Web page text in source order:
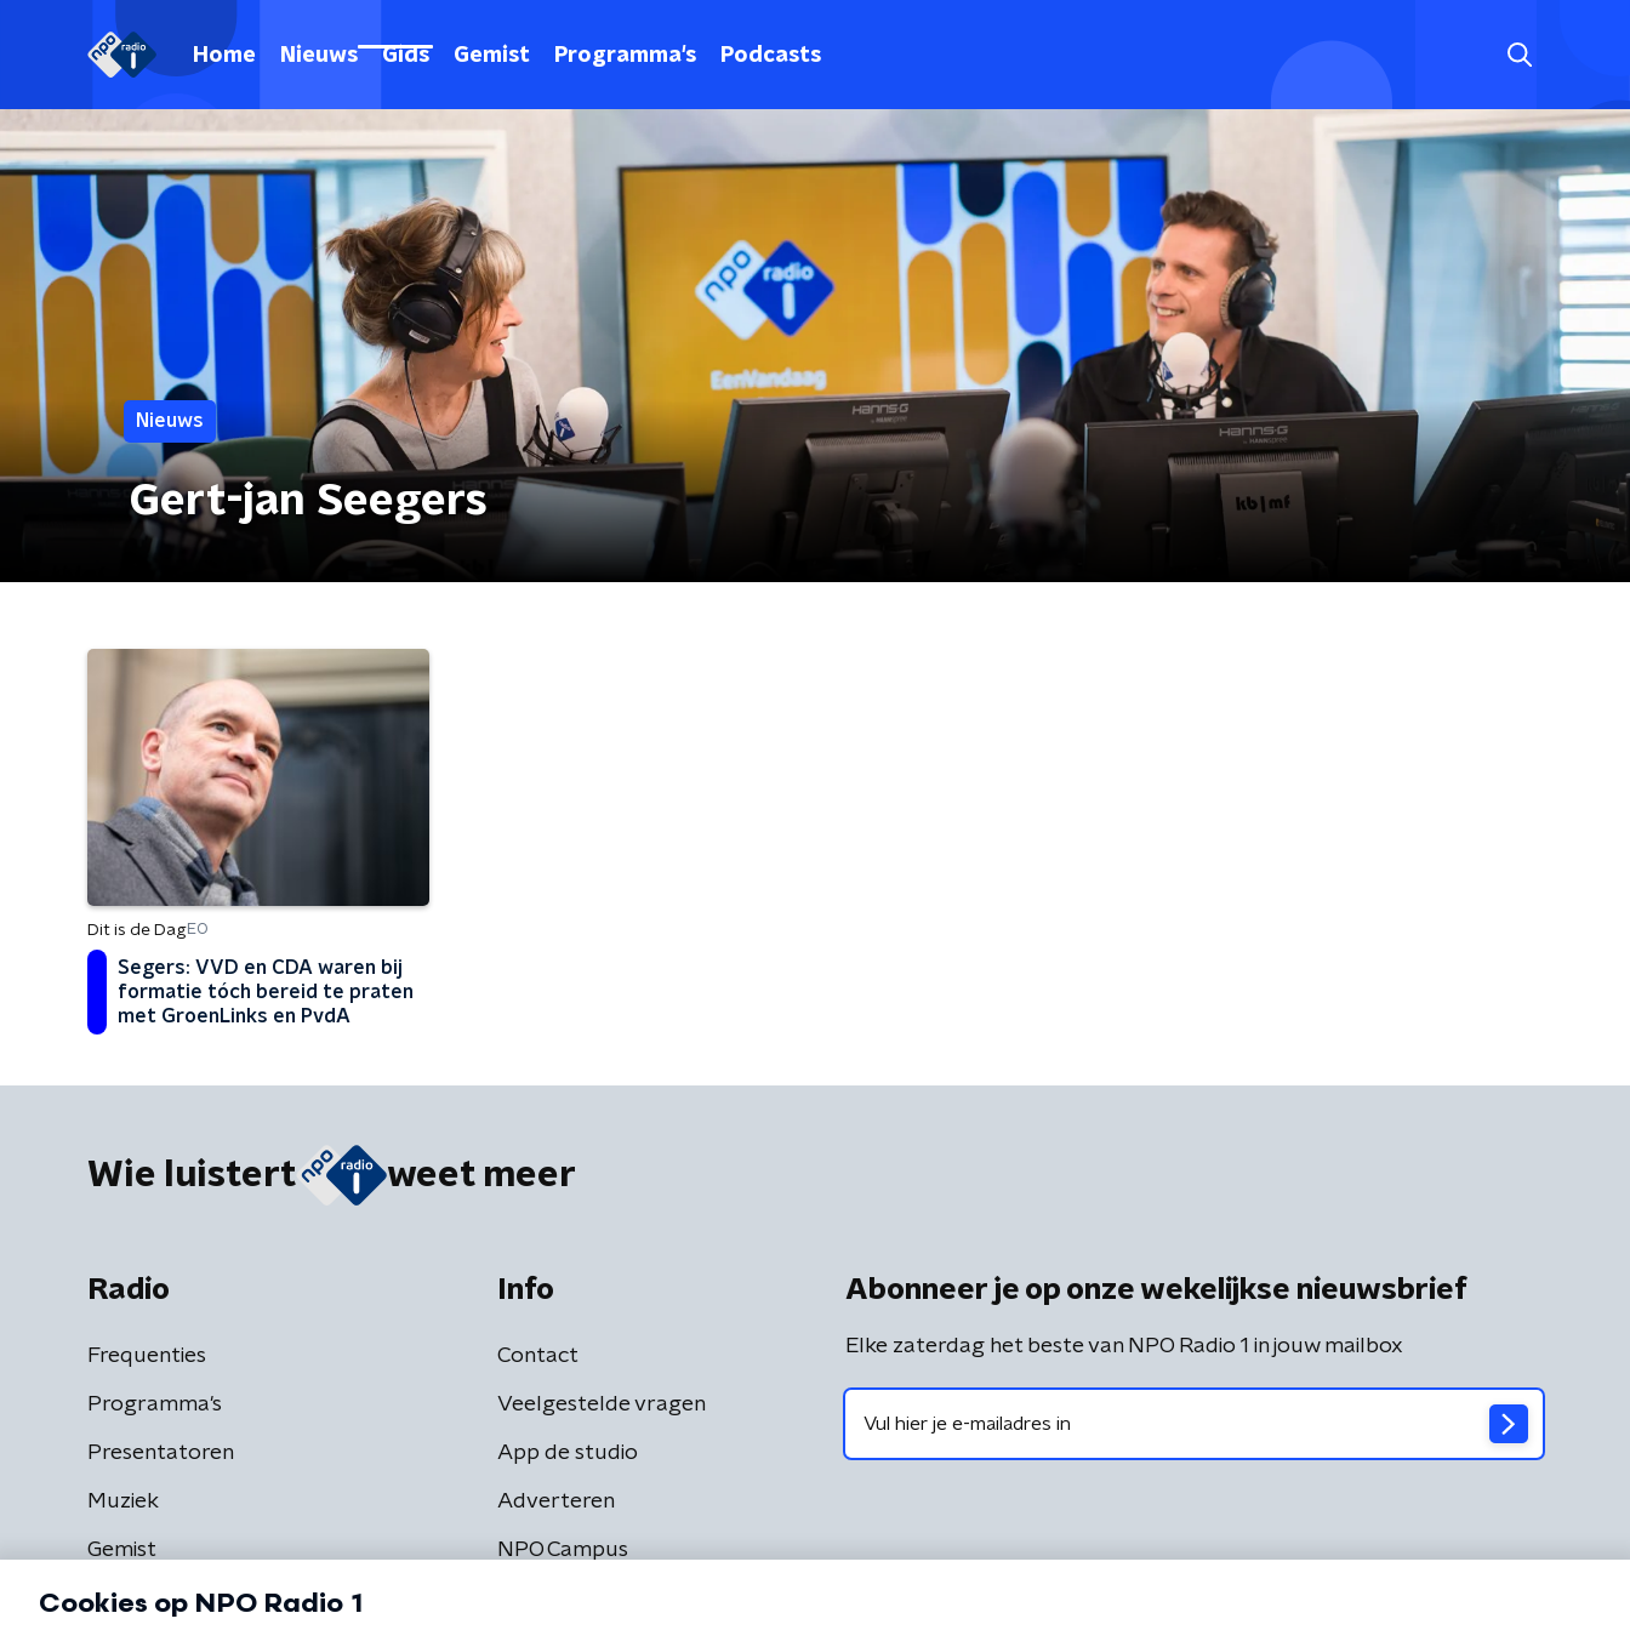
Home Nieuws Gids Gemist Programma's Podcasts
Nieuws
Gert-jan Seegers
Dit is de DagEO
Segers: VVD en CDA waren bij
formatie tóch bereid te praten
met GroenLinks en PvdA
Wie luistert weet meer
Radio
Frequenties
Programma's
Presentatoren
Muziek
Gemist
Info
Contact
Veelgestelde vragen
App de studio
Adverteren
NPO Campus
Abonneer je op onze wekelijkse nieuwsbrief
Elke zaterdag het beste van NPO Radio 1 in jouw mailbox